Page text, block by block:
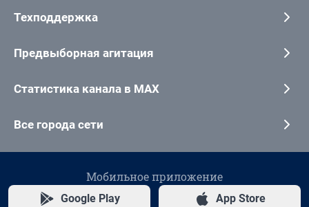
Техподдержка
Предвыборная агитация
Статистика канала в MAX
Все города сети
Мобильное приложение
Google Play App Store